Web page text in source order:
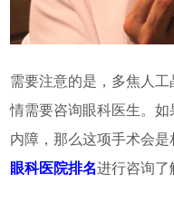
需要注意的是，多焦人
情需要咨询眼科医生。
内障，那么这项手术会
眼科医院排名进行咨询了